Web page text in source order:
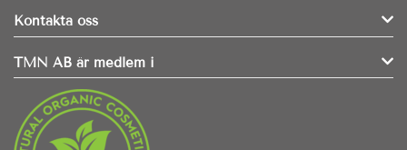
Kontakta oss
TMN AB är medlem i